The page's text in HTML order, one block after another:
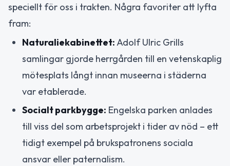
speciellt för oss i trakten. Några favoriter att lyfta
fram:
Naturaliekabinettet:Adolf Ulric Grills
samlingar gjorde herrgården till en vetenskaplig
mötesplats långt innan museerna i städerna
var etablerade.
Socialt parkbygge: Engelska parken anlades
till viss del som arbetsprojekt i tider av nöd – ett
tidigt exempel på brukspatronens sociala
ansvar eller paternalism.